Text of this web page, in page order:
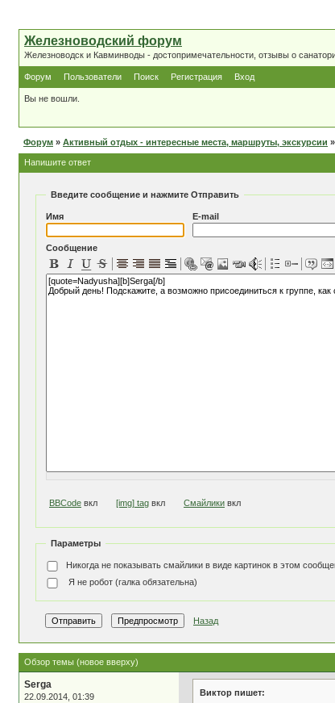
Железноводский форум
Железноводск и Кавминводы - достопримечательности, отзывы о
Форум Пользователи Поиск Регистрация Вход
Вы не вошли.
Форум » Активный отдых - интересные места, маршруты, экскурсии »
Напишите ответ
Введите сообщение и нажмите Отправить
Имя E-mail
Сообщение
BBCode вкл [img] tag вкл Смайлики вкл
Параметры
Никогда не показывать смайлики в виде картинок в этом
Я не робот (галка обязательна)
Назад
Обзор темы (новое вверху)
Serga
22.09.2014, 01:39
Виктор пишет: